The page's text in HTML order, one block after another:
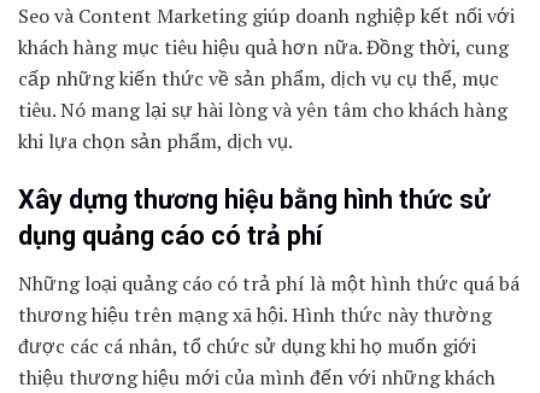
Seo và Content Marketing giúp doanh nghiệp kết nối với
khách hàng mục tiêu hiệu quả hơn nữa. Đồng thời, cung
cấp những kiến thức về sản phẩm, dịch vụ cụ thể, mục
tiêu. Nó mang lại sự hài lòng và yên tâm cho khách hàng
khi lựa chọn sản phẩm, dịch vụ.
Xây dựng thương hiệu bằng hình thức sử
dụng quảng cáo có trả phí
Những loại quảng cáo có trả phí là một hình thức quá bá
thương hiệu trên mạng xã hội. Hình thức này thường
được các cá nhân, tổ chức sử dụng khi họ muốn giới
thiệu thương hiệu mới của mình đến với những khách